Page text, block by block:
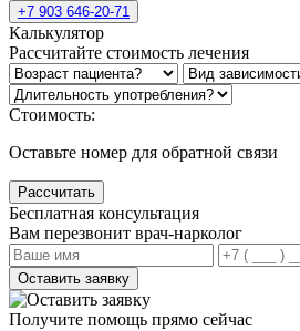
+7 903 646-20-71
Калькулятор
Рассчитайте стоимость лечения
Стоимость:
Оставьте номер для обратной связи
Рассчитать
Бесплатная консультация
Вам перезвонит врач-нарколог
Оставить заявку
Получите помощь прямо сейчас